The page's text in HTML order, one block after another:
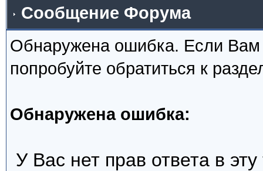
Сообщение Форума
Обнаружена ошибка. Если
попробуйте обратиться к
Обнаружена ошибка:
У Вас нет прав ответа в